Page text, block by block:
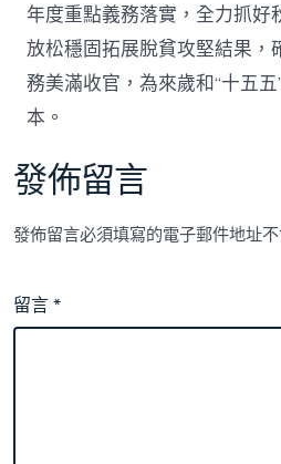
年度重點義務落實，全力抓好
放松穩固拓展脫貧攻堅結果，
務美滿收官，為來歲和“十五
本。
發佈留言
發佈留言必須填寫的電子郵件地址不
留言*